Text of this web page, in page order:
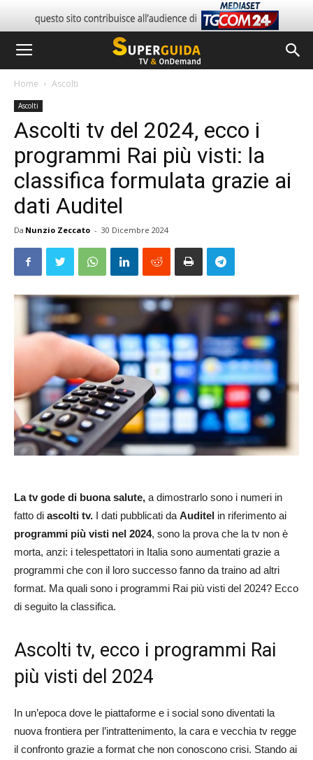
Home Ascolti
Ascolti
Ascolti tv del 2024, ecco i
programmi Rai più visti: la
classifica formulata grazie ai
dati Auditel
Da Nunzio Zeccato - 30 Dicembre 2024
La tv gode di buona salute, a dimostrarlo sono i numeri in
fatto di ascolti tv. I dati pubblicati da Auditel in riferimento ai
programmi più visti nel 2024, sono la prova che la tv non è
morta, anzi: i telespettatori in Italia sono aumentati grazie a
programmi che con il loro successo fanno da traino ad altri
format. Ma quali sono i programmi Rai più visti del 2024? Ecco
di seguito la classifica.
Ascolti tv, ecco i programmi Rai
più visti del 2024
In un’epoca dove le piattaforme e i social sono diventati la
nuova frontiera per l’intrattenimento, la cara e vecchia tv regge
il confronto grazie a format che non conoscono crisi. Stando ai